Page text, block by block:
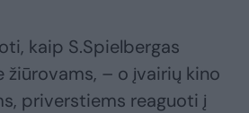
kaip S.Spielbergas
žiūrovams, – o įvairių kino
priverstiems reaguoti į